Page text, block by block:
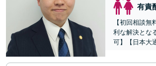
有責
【初回相談
利な解決とな
可】【日本大